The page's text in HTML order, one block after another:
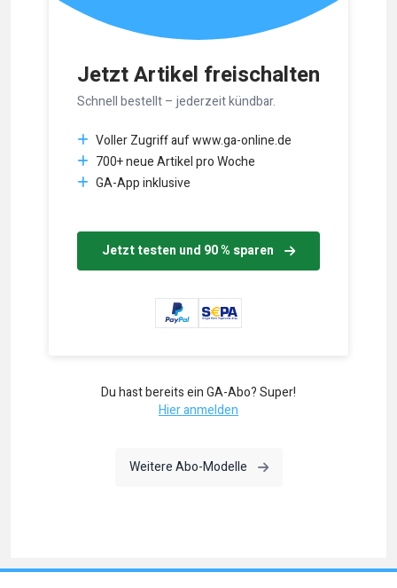
Jetzt Artikel freischalten
Schnell bestellt – jederzeit kündbar.
Voller Zugriff auf www.ga-online.de
700+ neue Artikel pro Woche
GA-App inklusive
Jetzt testen und 90 % sparen
Du hast bereits ein GA-Abo? Super!
Hier anmelden
Weitere Abo-Modelle